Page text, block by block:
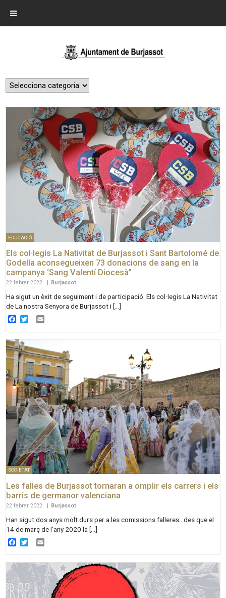
EDUCACIÓ
Els col·legis La Nativitat de Burjassot i Sant Bartolomé de
Godella aconsegueixen 73 donacions de sang en la
campanya ‘Sang Valentí Diocesà”
22 febrer 2022 Burjassot
Ha sigut un èxit de seguiment i de participació. Els col·legis La Nativitat
de La nostra Senyora de Burjassot i […]
Facebook
Twitter
SOCIETAT
Les falles de Burjassot tornaran a omplir els carrers i els
barris de germanor valenciana
22 febrer 2022 Burjassot
Han sigut dos anys molt durs per a les comissions falleres…des que el
14 de març de l’any 2020 la […]
Facebook
Twitter